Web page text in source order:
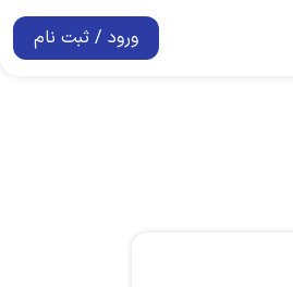
ورود / ثبت نام